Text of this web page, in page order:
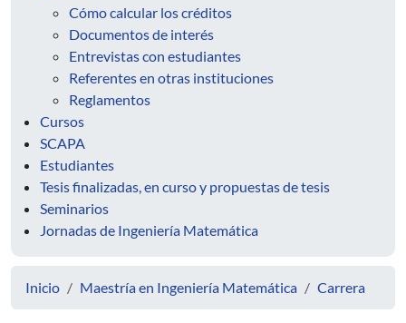
Cómo calcular los créditos
Documentos de interés
Entrevistas con estudiantes
Referentes en otras instituciones
Reglamentos
Cursos
SCAPA
Estudiantes
Tesis finalizadas, en curso y propuestas de tesis
Seminarios
Jornadas de Ingeniería Matemática
Inicio Maestría en Ingeniería Matemática Carrera